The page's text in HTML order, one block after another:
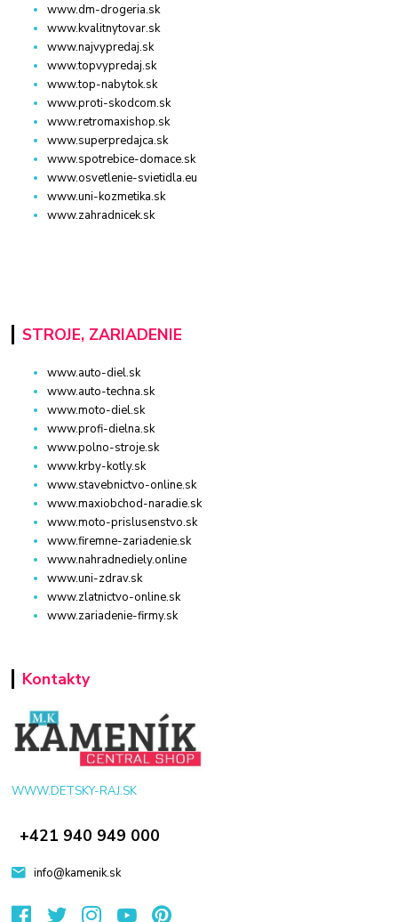
www.dm-drogeria.sk
www.kvalitnytovar.sk
www.najvypredaj.sk
www.topvypredaj.sk
www.top-nabytok.sk
www.proti-skodcom.sk
www.retromaxishop.sk
www.superpredajca.sk
www.spotrebice-domace.sk
www.osvetlenie-svietidla.eu
www.uni-kozmetika.sk
www.zahradnicek.sk
STROJE, ZARIADENIE
www.auto-diel.sk
www.auto-techna.sk
www.moto-diel.sk
www.profi-dielna.sk
www.polno-stroje.sk
www.krby-kotly.sk
www.stavebnictvo-online.sk
www.maxiobchod-naradie.sk
www.moto-prislusenstvo.sk
www.firemne-zariadenie.sk
www.nahradnediely.online
www.uni-zdrav.sk
www.zlatnictvo-online.sk
www.zariadenie-firmy.sk
Kontakty
WWW.DETSKY-RAJ.SK
+421 940 949 000
info@kamenik.sk